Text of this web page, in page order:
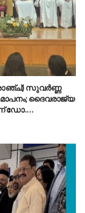
സുവർണ്ണ
ദൈവരാജ്യ
ഡോ.